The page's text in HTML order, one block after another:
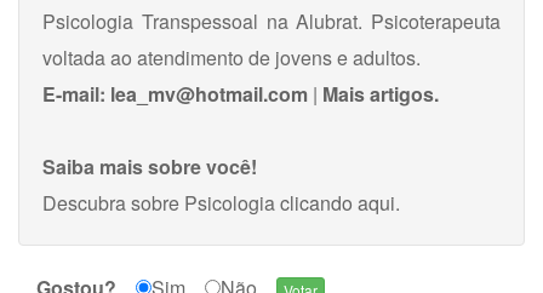
Psicologia Transpessoal na Alubrat. Psicoterapeuta
voltada ao atendimento de jovens e adultos.
E-mail: lea_mv@hotmail.com | Mais artigos.
Saiba mais sobre você!
Descubra sobre Psicologiaclicando aqui.